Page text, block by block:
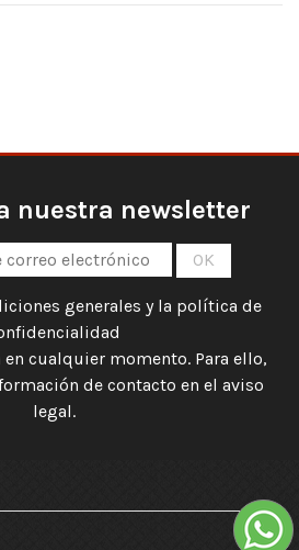
nuestra newsletter
generales y la política de
en cualquier momento. Para ello,
de contacto en el aviso
legal.